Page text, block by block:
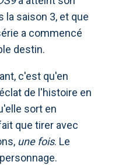
la saison 3, et que
a commencé
destin.
c'est qu'en
de l'histoire en
sort en
que tirer avec
une fois. Le